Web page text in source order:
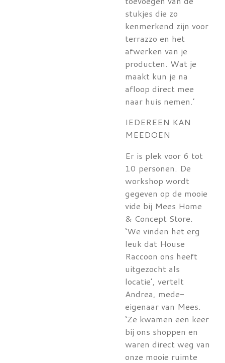
stukjes die zo
kenmerkend zijn voor
terrazzo en het
afwerken van je
producten. Wat je
maakt kun je na
afloop direct mee
naar huis nemen.’
IEDEREEN KAN
MEEDOEN
Er is plek voor 6 tot
10 personen. De
workshop wordt
gegeven op de mooie
vide bij Mees Home
& Concept Store.
‘We vinden het erg
leuk dat House
Raccoon ons heeft
uitgezocht als
locatie’, vertelt
Andrea, mede-
eigenaar van Mees.
‘Ze kwamen een keer
bij ons shoppen en
waren direct weg van
onze mooie ruimte